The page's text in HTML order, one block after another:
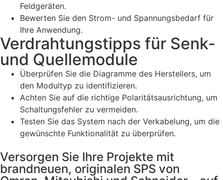
Feldgeräten.
Bewerten Sie den Strom- und Spannungsbedarf für
Ihre Anwendung.
Verdrahtungstipps für Senk-
und Quellemodule
Überprüfen Sie die Diagramme des Herstellers, um
den Modultyp zu identifizieren.
Achten Sie auf die richtige Polaritätsausrichtung, um
Schaltungsfehler zu vermeiden.
Testen Sie das System nach der Verkabelung, um die
gewünschte Funktionalität zu überprüfen.
Versorgen Sie Ihre Projekte mit
brandneuen, originalen SPS von